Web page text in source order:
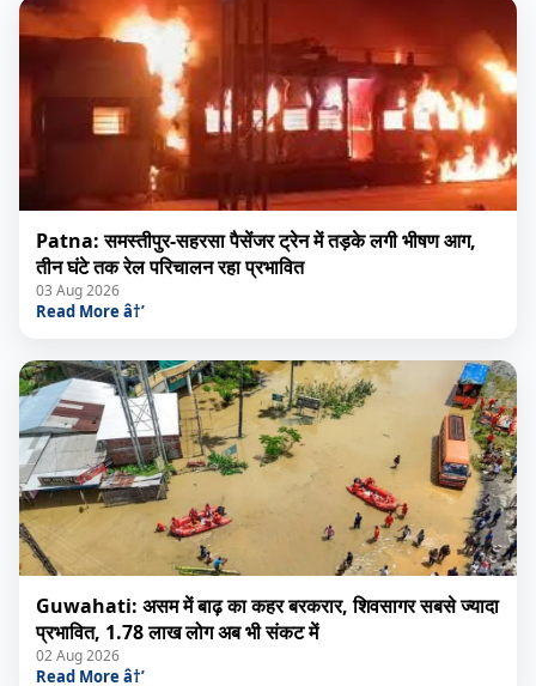
Patna: समस्तीपुर-सहरसा पैसेंजर ट्रेन में तड़के लगी भीषण आग,
तीन घंटे तक रेल परिचालन रहा प्रभावित
03 Aug 2026
Read More â†’
Guwahati: असम में बाढ़ का कहर बरकरार, शिवसागर सबसे ज्यादा
प्रभावित, 1.78 लाख लोग अब भी संकट में
02 Aug 2026
Read More â†’